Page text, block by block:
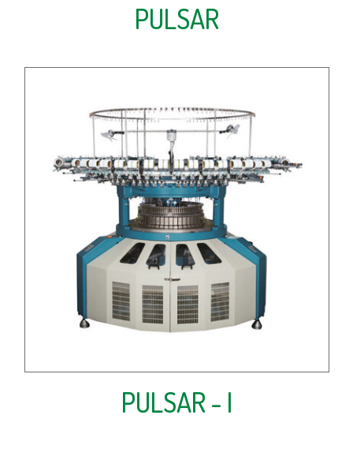
PULSAR
PULSAR - I